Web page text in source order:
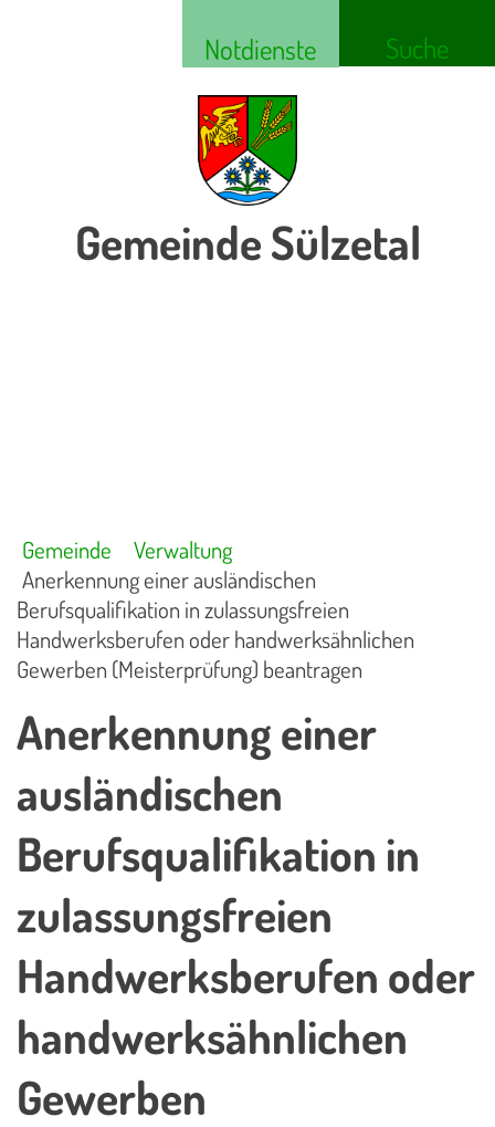
Notdienste Suche
Gemeinde Sülzetal
Gemeinde
Verwaltung
Anerkennung einer ausländischen
Berufsqualifikation in zulassungsfreien
Handwerksberufen oder handwerksähnlichen
Gewerben (Meisterprüfung) beantragen
Anerkennung einer
ausländischen
Berufsqualifikation in
zulassungsfreien
Handwerksberufen oder
handwerksähnlichen
Gewerben